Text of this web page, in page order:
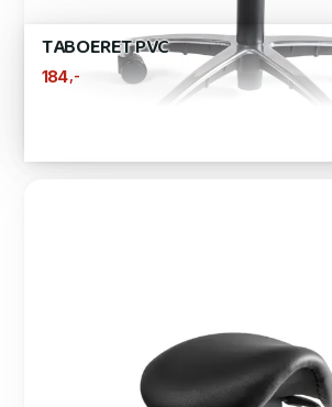
TABOERET PVC
184,-